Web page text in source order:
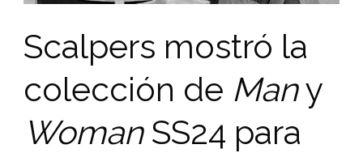
Scalpers mostró la
colección de Many
WomanSS24 para